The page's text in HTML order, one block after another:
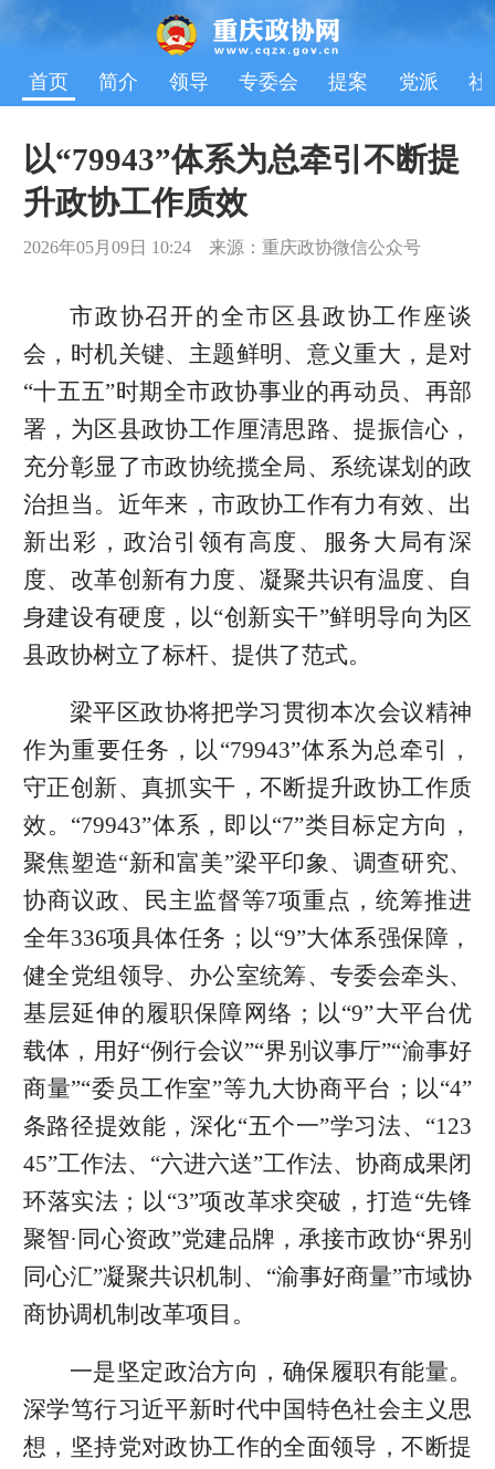
首页 简介 领导 专委会 提案 党派 社
以“79943”体系为总牵引不断提
升政协工作质效
2026年05月09日 10:24 来源：重庆政协微信公众号
市政协召开的全市区县政协工作座谈
会，时机关键、主题鲜明、意义重大，是对
“十五五”时期全市政协事业的再动员、再部
署，为区县政协工作厘清思路、提振信心，
充分彰显了市政协统揽全局、系统谋划的政
治担当。近年来，市政协工作有力有效、出
新出彩，政治引领有高度、服务大局有深
度、改革创新有力度、凝聚共识有温度、自
身建设有硬度，以“创新实干”鲜明导向为区
县政协树立了标杆、提供了范式。
梁平区政协将把学习贯彻本次会议精神
作为重要任务，以“79943”体系为总牵引，
守正创新、真抓实干，不断提升政协工作质
效。“79943”体系，即以“7”类目标定方向，
聚焦塑造“新和富美”梁平印象、调查研究、
协商议政、民主监督等7项重点，统筹推进
全年336项具体任务；以“9”大体系强保障，
健全党组领导、办公室统筹、专委会牵头、
基层延伸的履职保障网络；以“9”大平台优
载体，用好“例行会议”“界别议事厅”“渝事好
商量”“委员工作室”等九大协商平台；以“4”
条路径提效能，深化“五个一”学习法、“123
45”工作法、“六进六送”工作法、协商成果闭
环落实法；以“3”项改革求突破，打造“先锋
聚智·同心资政”党建品牌，承接市政协“界别
同心汇”凝聚共识机制、“渝事好商量”市域协
商协调机制改革项目。
一是坚定政治方向，确保履职有能量。
深学笃行习近平新时代中国特色社会主义思
想，坚持党对政协工作的全面领导，不断提